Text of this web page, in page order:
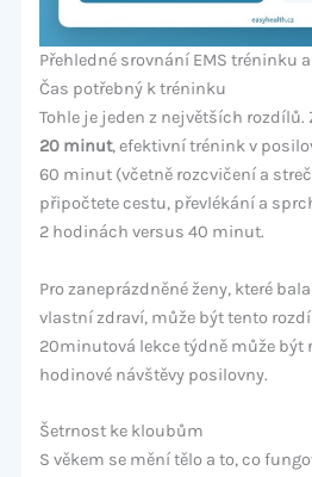
Přehledné srovnání EMS tréninku
Čas potřebný k tréninku
Tohle je jeden z největších
20 minut, efektivní trénink v
60 minut (včetně rozcvičení a
připočtete cestu, převlékání a
2 hodinách versus 40 minut.
Pro zaneprázdněné ženy, které
vlastní zdraví, může být tento
20minutová lekce týdně může být
hodinové návštěvy posilovny.
Šetrnost ke kloubům
S věkem se mění tělo a to, co